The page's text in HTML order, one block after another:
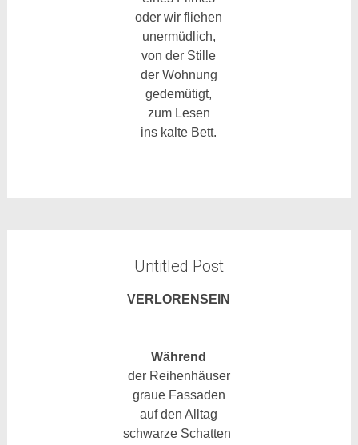
oder wir fliehen
unermüdlich,
von der Stille
der Wohnung
gedemütigt,
zum Lesen
ins kalte Bett.
Untitled Post
VERLORENSEIN
Während
der Reihenhäuser
graue Fassaden
auf denAlltag
schwarze Schatten